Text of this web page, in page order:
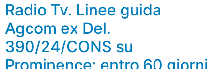
Radio Tv. Linee guida
Agcom ex Del.
390/24/CONS su
Prominence: entro 60 giorni